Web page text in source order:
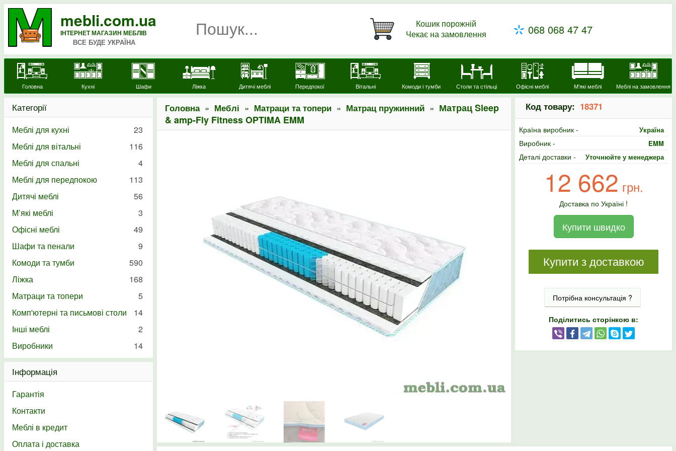
Кошик порожній
Чекає на замовлення
068 068 47 47
mebli.com.ua
ІНТЕРНЕТ МАГАЗИН МЕБЛІВ
ВСЕ БУДЕ УКРАЇНА
Головна Кухні Шафи Ліжка Дитячі меблі Передпокої Вітальні Комоди і тумби Столи та стільці Офісні меблі М'які меблі Меблі на замовлення
Головна» Меблі » Матраци та топери » Матрац пружинний » Матрац Sleep
& amp-Fly Fitness OPTIMA EMM
Код товару: 18371
Країна виробник - Україна
Виробник - EMM
Деталі доставки - Уточнюйте у менеджера
12 662 грн.
Доставка по Україні !
Купити швидко
Купити з доставкою
Потрібна консультація ?
Поділитись сторінкою в:
Категорії
Меблі для кухні
23
Меблі для вітальні
116
Меблі для спальні
4
Меблі для передпокою
113
Дитячі меблі
56
М’які меблі
3
Офісні меблі
49
Шафи та пенали
9
Комоди та тумби
590
Ліжка
168
Матраци та топери
5
Комп'ютерні та письмові столи
14
Інші меблі
2
Виробники
14
Інформація
Гарантія
Контакти
Меблі в кредит
Оплата і доставка